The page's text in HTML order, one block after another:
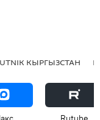
КЫРГЫЗСТАН